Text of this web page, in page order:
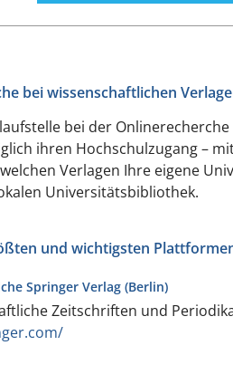
bei wissenschaftlichen
bei der
ihren Hochschulzugang –
Verlagen Ihre eigene
Universitätsbibliothek.
und wichtigsten
Springer Verlag (Berlin)
Zeitschriften und